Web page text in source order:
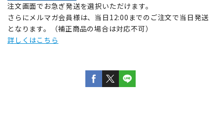
注文画面でお急ぎ発送を選択いただけます。
さらにメルマガ会員様は、当日12:00までのご注文で当日発送
となります。（補正商品の場合は対応不可）
詳しくはこちら